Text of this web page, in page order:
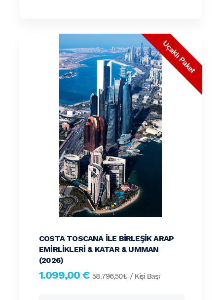
Uçaklı Paket
COSTA TOSCANA ILE BIRLEŞIK ARAP
EMIRLIKLERI & KATAR & UMMAN
(2026)
1.099,00 € 58.796,50₺ / Kişi Başı